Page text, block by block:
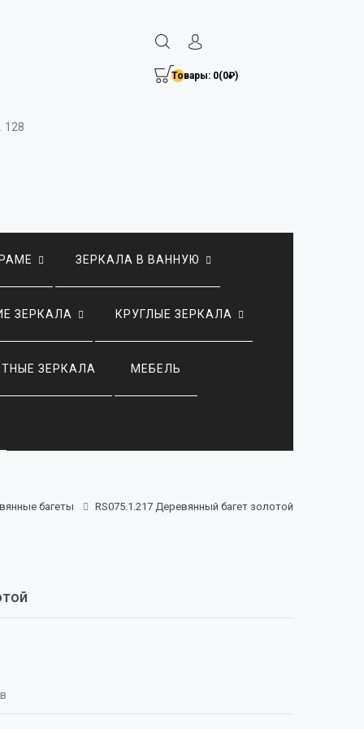
128
Товары: 0(0₽)
ЗЕРКАЛА В ВАННУЮ
ЗЕРКАЛА КРУГЛЫЕ ЗЕРКАЛА
ЗЕРКАЛА МЕБЕЛЬ
багеты RS075.1.217 Деревянный багет золотой